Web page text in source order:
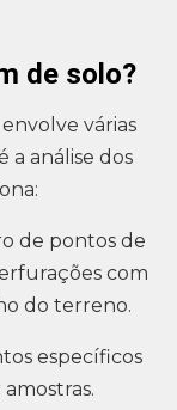
de solo?
várias
a análise dos
de pontos de
com
do terreno.
específicos